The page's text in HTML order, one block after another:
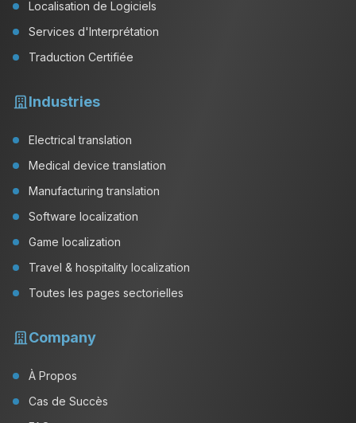
Localisation de Logiciels
Services d'Interprétation
Traduction Certifiée
Industries
Electrical translation
Medical device translation
Manufacturing translation
Software localization
Game localization
Travel & hospitality localization
Toutes les pages sectorielles
Company
À Propos
Cas de Succès